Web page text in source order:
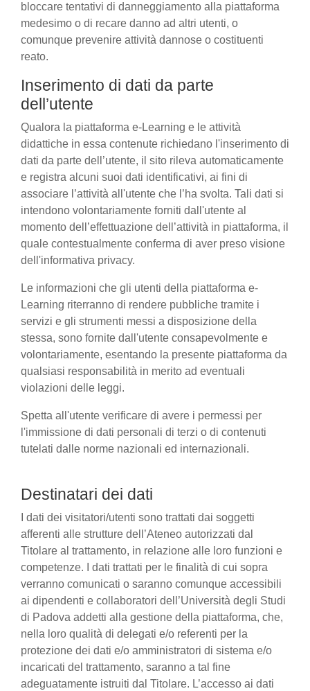
bloccare tentativi di danneggiamento alla piattaforma
medesimo o di recare danno ad altri utenti, o
comunque prevenire attività dannose o costituenti
reato.
Inserimento di dati da parte
dell’utente
Qualora la piattaforma e-Learning e le attività
didattiche in essa contenute richiedano l'inserimento di
dati da parte dell’utente, il sito rileva automaticamente
e registra alcuni suoi dati identificativi, ai fini di
associare l’attività all'utente che l’ha svolta. Tali dati si
intendono volontariamente forniti dall'utente al
momento dell’effettuazione dell’attività in piattaforma, il
quale contestualmente conferma di aver preso visione
dell'informativa privacy.
Le informazioni che gli utenti della piattaforma e-
Learning riterranno di rendere pubbliche tramite i
servizi e gli strumenti messi a disposizione della
stessa, sono fornite dall'utente consapevolmente e
volontariamente, esentando la presente piattaforma da
qualsiasi responsabilità in merito ad eventuali
violazioni delle leggi.
Spetta all'utente verificare di avere i permessi per
l'immissione di dati personali di terzi o di contenuti
tutelati dalle norme nazionali ed internazionali.
Destinatari dei dati
I dati dei visitatori/utenti sono trattati dai soggetti
afferenti alle strutture dell’Ateneo autorizzati dal
Titolare al trattamento, in relazione alle loro funzioni e
competenze. I dati trattati per le finalità di cui sopra
verranno comunicati o saranno comunque accessibili
ai dipendenti e collaboratori dell’Università degli Studi
di Padova addetti alla gestione della piattaforma, che,
nella loro qualità di delegati e/o referenti per la
protezione dei dati e/o amministratori di sistema e/o
incaricati del trattamento, saranno a tal fine
adeguatamente istruiti dal Titolare. L’accesso ai dati